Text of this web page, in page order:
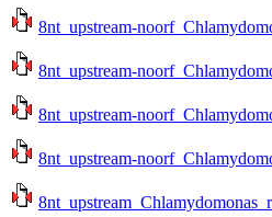
8nt_upstream-
8nt_upstream-
8nt_upstream-
8nt_upstream-